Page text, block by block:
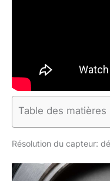
Table des matières
Résolution du capteur: